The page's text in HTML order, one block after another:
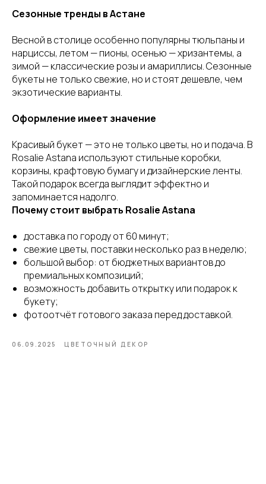
Сезонные тренды в Астане
Весной в столице особенно популярны тюльпаны и
нарциссы, летом — пионы, осенью — хризантемы, а
зимой — классические розы и амариллисы. Сезонные
букеты не только свежие, но и стоят дешевле, чем
экзотические варианты.
Оформление имеет значение
Красивый букет — это не только цветы, но и подача. В
Rosalie Astana используют стильные коробки,
корзины, крафтовую бумагу и дизайнерские ленты.
Такой подарок всегда выглядит эффектно и
запоминается надолго.
Почему стоит выбрать Rosalie Astana
доставка по городу от 60 минут;
свежие цветы, поставки несколько раз в неделю;
большой выбор: от бюджетных вариантов до
премиальных композиций;
возможность добавить открытку или подарок к
букету;
фотоотчёт готового заказа перед доставкой.
06.09.2025 ЦВЕТОЧНЫЙ ДЕКОР